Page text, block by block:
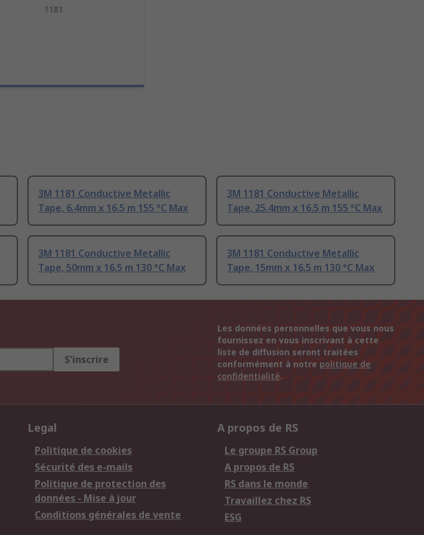
1181
3M 1181 Conductive Metallic
Tape, 6.4mm x 16.5 m 155 °C Max
3M 1181 Conductive Metallic
Tape, 25.4mm x 16.5 m 155 °C Max
3M 1181 Conductive Metallic
Tape, 50mm x 16.5 m 130 °C Max
3M 1181 Conductive Metallic
Tape, 15mm x 16.5 m 130 °C Max
S'inscrire
Les données personnelles que vous nous
fournissez en vous inscrivant à cette
liste de diffusion seront traitées
conformément à notre politique de
confidentialité.
Legal
Politique de cookies
Sécurité des e-mails
Politique de protection des
données - Mise à jour
Conditions générales de vente
A propos de RS
Le groupe RS Group
A propos de RS
RS dans le monde
Travaillez chez RS
ESG